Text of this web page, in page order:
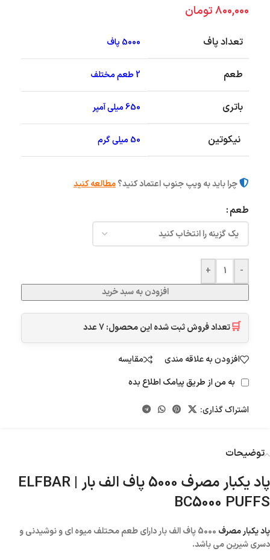
۸۰۰,۰۰۰تومان
تعداد پاف 5000 پاف
طعم 2 طعم مختلف
باتری 650 میلی آمپر
نیکوتین 50 میلی گرم
چرا باید به ویپ جنوب اعتماد کنید؟مطالعه کنید
طعم
-
+
افزودن به سبد خرید
🛒تعداد فروش ثبت شده این محصول:7عدد
افزودن به علاقه مندی
مقایسه
به من از طریق پیامک اطلاع بده
اشتراک گذاری:
توضیحات
پاد یکبار مصرف 5000 پاف الف بار | ELFBAR
BC5000 PUFFS
پاد یکبار مصرف
5000 پاف الف بار دارای طعم محتلف میوه ای و نوشیدنی و
دسری شیرین می باشد.